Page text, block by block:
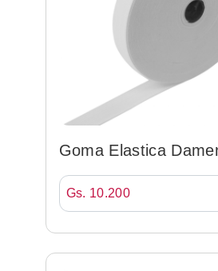
Goma Elastica
Blanco 20mm*25mt
Gs. 10.200